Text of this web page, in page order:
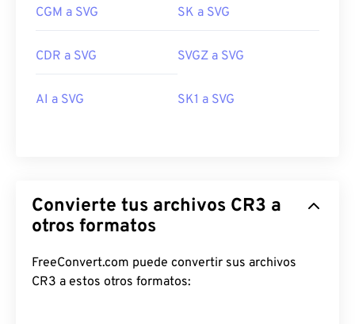
CGM a SVG SK a SVG
CDR a SVG SVGZ a SVG
AI a SVG SK1 a SVG
Convierte tus archivos CR3 a
otros formatos
FreeConvert.com puede convertir sus archivos
CR3 a estos otros formatos: